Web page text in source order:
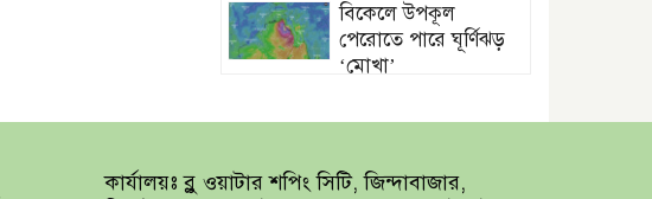
বিকেলে উপকূল
পেরোতে পারে ঘূর্ণিঝড়
‘মোখা’
ঘোষণা
কার্যালয়ঃ ব্লু ওয়াটার শপিং সিটি, জিন্দাবাজার,